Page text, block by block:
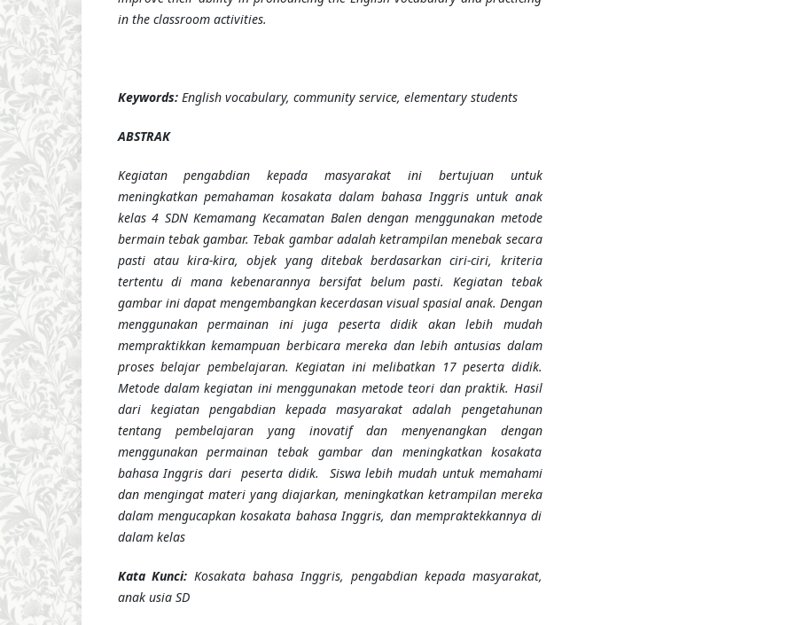
in the classroom activities.
Keywords: English vocabulary, community service, elementary students
ABSTRAK
Kegiatan pengabdian kepada masyarakat ini bertujuan untuk
meningkatkan pemahaman kosakata dalam bahasa Inggris untuk anak
kelas 4 SDN Kemamang Kecamatan Balen dengan menggunakan metode
bermain tebak gambar. Tebak gambar adalah ketrampilan menebak secara
pasti atau kira-kira, objek yang ditebak berdasarkan ciri-ciri, kriteria
tertentu di mana kebenarannya bersifat belum pasti. Kegiatan tebak
gambar ini dapat mengembangkan kecerdasan visual spasial anak. Dengan
menggunakan permainan ini juga peserta didik akan lebih mudah
mempraktikkan kemampuan berbicara mereka dan lebih antusias dalam
proses belajar pembelajaran. Kegiatan ini melibatkan 17 peserta didik.
Metode dalam kegiatan ini menggunakan metode teori dan praktik. Hasil
dari kegiatan pengabdian kepada masyarakat adalah pengetahunan
tentang pembelajaran yang inovatif dan menyenangkan dengan
menggunakan permainan tebak gambar dan meningkatkan kosakata
bahasa Inggris dari peserta didik. Siswa lebih mudah untuk memahami
dan mengingat materi yang diajarkan, meningkatkan ketrampilan mereka
dalam mengucapkan kosakata bahasa Inggris, dan mempraktekkannya di
dalam kelas
Kata Kunci: Kosakata bahasa Inggris, pengabdian kepada masyarakat,
anak usia SD